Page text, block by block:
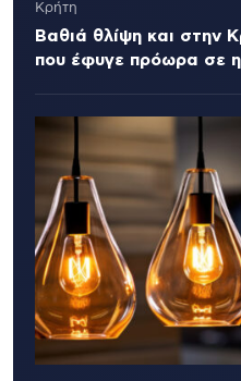
Κρήτη
Βαθιά θλίψη και στην
που έφυγε πρόωρα σε